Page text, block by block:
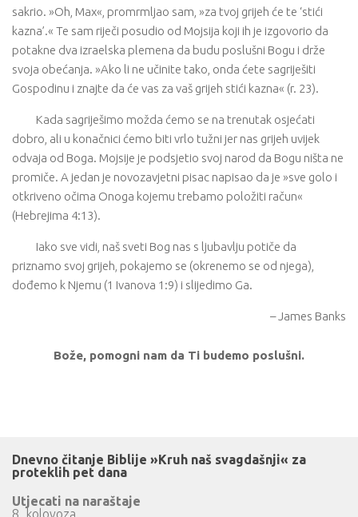
sakrio. »Oh, Max«, promrmljao sam, »za tvoj grijeh će te ‘stići
kazna’.« Te sam riječi posudio od Mojsija koji ih je izgovorio da
potakne dva izraelska plemena da budu poslušni Bogu i drže
svoja obećanja. »Ako li ne učinite tako, onda ćete sagriješiti
Gospodinu i znajte da će vas za vaš grijeh stići kazna« (r. 23).
Kada sagriješimo možda ćemo se na trenutak osjećati
dobro, ali u konačnici ćemo biti vrlo tužni jer nas grijeh uvijek
odvaja od Boga. Mojsije je podsjetio svoj narod da Bogu ništa ne
promiče. A jedan je novozavjetni pisac napisao da je »sve golo i
otkriveno očima Onoga kojemu trebamo položiti račun«
(Hebrejima 4:13).
Iako sve vidi, naš sveti Bog nas s ljubavlju potiče da
priznamo svoj grijeh, pokajemo se (okrenemo se od njega),
dođemo k Njemu (1 Ivanova 1:9) i slijedimo Ga.
– James Banks
Bože, pomogni nam da Ti budemo poslušni.
Dnevno čitanje Biblije »Kruh naš svagdašnji« za
proteklih pet dana
Utjecati na naraštaje
8. kolovoza